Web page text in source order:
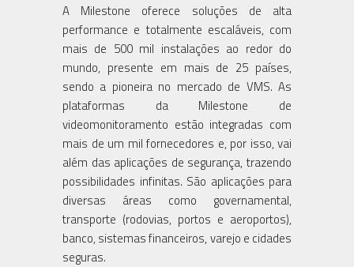
A Milestone oferece soluções de alta
performance e totalmente escaláveis, com
mais de 500 mil instalações ao redor do
mundo, presente em mais de 25 países,
sendo a pioneira no mercado de VMS. As
plataformas da Milestone de
videomonitoramento estão integradas com
mais de um mil fornecedores e, por isso, vai
além das aplicações de segurança, trazendo
possibilidades infinitas. São aplicações para
diversas áreas como governamental,
transporte (rodovias, portos e aeroportos),
banco, sistemas financeiros, varejo e cidades
seguras.